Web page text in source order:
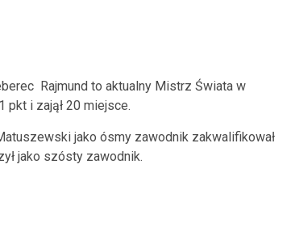
Rajmund to aktualny Mistrz Świata w
pkt i zajął 20 miejsce.
jako ósmy zawodnik zakwalifikował
jako szósty zawodnik.